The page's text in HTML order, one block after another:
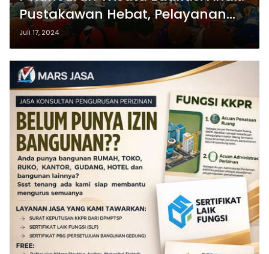
Pustakawan Hebat, Pelayanan
Perpustakaan Meningkat
Juli 17, 2024